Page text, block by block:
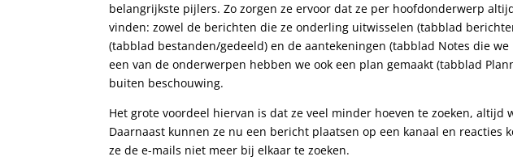
belangrijkste pijlers. Zo zorgen ze ervoor dat ze per hoofdonderwerp
vinden: zowel de berichten die ze onderling uitwisselen (tabblad
(tabblad bestanden/gedeeld) en de aantekeningen (tabblad Notes die
een van de onderwerpen hebben we ook een plan gemaakt (tabblad
buiten beschouwing.
Het grote voordeel hiervan is dat ze veel minder hoeven te zoeken,
Daarnaast kunnen ze nu een bericht plaatsen op een kanaal en reacties
ze de e-mails niet meer bij elkaar te zoeken.